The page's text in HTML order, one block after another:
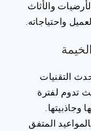
والأثاث
واحتياجاته.
التقنيات
تدوم لفترة
وجاذبيتها.
المتفق